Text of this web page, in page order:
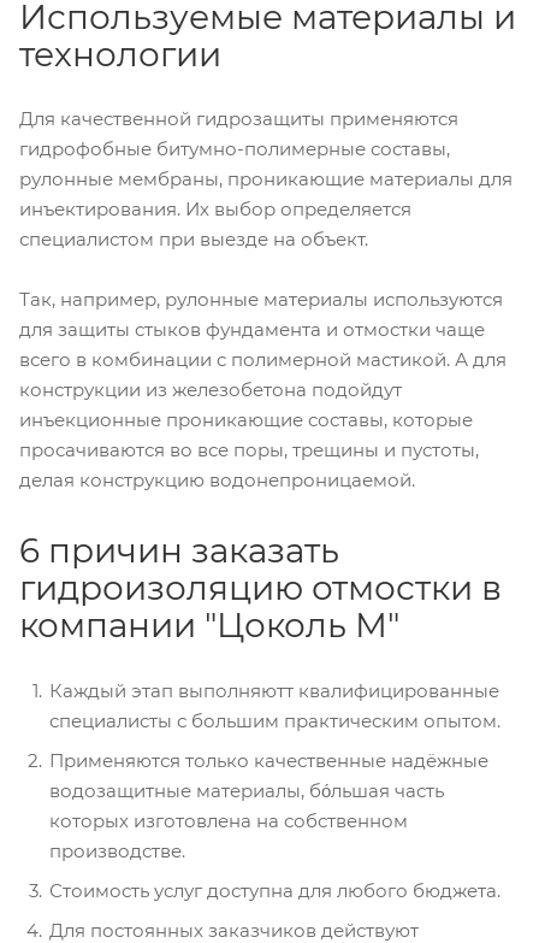
Используемые материалы и
технологии
Для качественной гидрозащиты применяются
гидрофобные битумно-полимерные составы,
рулонные мембраны, проникающие материалы для
инъектирования. Их выбор определяется
специалистом при выезде на объект.
Так, например, рулонные материалы используются
для защиты стыков фундамента и отмостки чаще
всего в комбинации с полимерной мастикой. А для
конструкции из железобетона подойдут
инъекционные проникающие составы, которые
просачиваются во все поры, трещины и пустоты,
делая конструкцию водонепроницаемой.
6 причин заказать
гидроизоляцию отмостки в
компании "Цоколь М"
Каждый этап выполняютт квалифицированные
специалисты с большим практическим опытом.
Применяются только качественные надёжные
водозащитные материалы, бо́льшая часть
которых изготовлена на собственном
производстве.
Стоимость услуг доступна для любого бюджета.
Для постоянных заказчиков действуют